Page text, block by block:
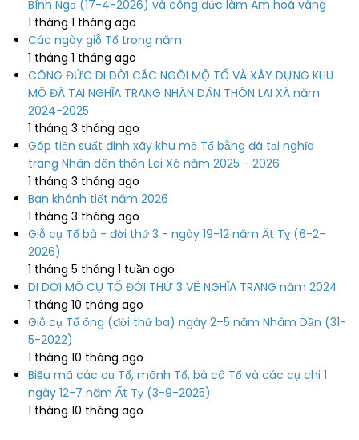
Bính Ngọ (17-4-2026) và công đức làm Am hoá vàng
1 tháng 1 tháng ago
Các ngày giỗ Tổ trong năm
1 tháng 1 tháng ago
CÔNG ĐỨC DI DỜI CÁC NGÔI MỘ TỔ VÀ XÂY DỰNG KHU
MỘ ĐÁ TẠI NGHĨA TRANG NHÂN DÂN THÔN LAI XÁ năm
2024-2025
1 tháng 3 tháng ago
Góp tiền suất đinh xây khu mộ Tổ bằng đá tại nghĩa
trang Nhân dân thôn Lai Xá năm 2025 - 2026
1 tháng 3 tháng ago
Ban khánh tiết năm 2026
1 tháng 3 tháng ago
Giỗ cụ Tổ bà - đời thứ 3 - ngày 19-12 năm Ất Tỵ (6-2-
2026)
1 tháng 5 tháng 1 tuần ago
DI DỜI MỘ CỤ TỔ ĐỜI THỨ 3 VỀ NGHĨA TRANG năm 2024
1 tháng 10 tháng ago
Giỗ cụ Tổ ông (đời thứ ba) ngày 2–5 năm Nhâm Dần (31-
5-2022)
1 tháng 10 tháng ago
Biếu mã các cụ Tổ, mãnh Tổ, bà cô Tổ và các cụ chi 1
ngày 12-7 năm Ất Tỵ (3-9-2025)
1 tháng 10 tháng ago